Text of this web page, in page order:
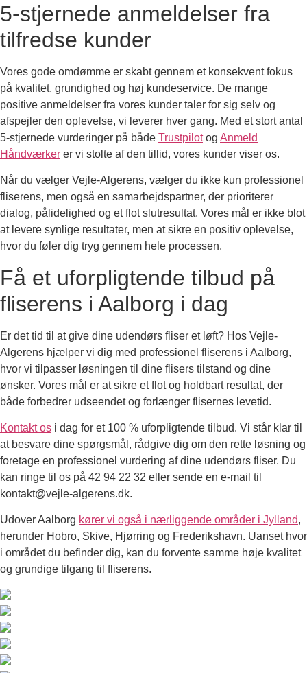
5-stjernede anmeldelser fra
tilfredse kunder
Vores gode omdømme er skabt gennem et konsekvent fokus
på kvalitet, grundighed og høj kundeservice. De mange
positive anmeldelser fra vores kunder taler for sig selv og
afspejler den oplevelse, vi leverer hver gang. Med et stort antal
5-stjernede vurderinger på både Trustpilotog Anmeld
Håndværker er vi stolte af den tillid, vores kunder viser os.
Når du vælger Vejle-Algerens, vælger du ikke kun professionel
fliserens, men også en samarbejdspartner, der prioriterer
dialog, pålidelighed og et flot slutresultat. Vores mål er ikke blot
at levere synlige resultater, men at sikre en positiv oplevelse,
hvor du føler dig tryg gennem hele processen.
Få et uforpligtende tilbud på
fliserens i Aalborg i dag
Er det tid til at give dine udendørs fliser et løft? Hos Vejle-
Algerens hjælper vi dig med professionel fliserens i Aalborg,
hvor vi tilpasser løsningen til dine flisers tilstand og dine
ønsker. Vores mål er at sikre et flot og holdbart resultat, der
både forbedrer udseendet og forlænger flisernes levetid.
Kontakt os i dag for et 100 % uforpligtende tilbud. Vi står klar til
at besvare dine spørgsmål, rådgive dig om den rette løsning og
foretage en professionel vurdering af dine udendørs fliser. Du
kan ringe til os på 42 94 22 32 eller sende en e-mail til
kontakt@vejle-algerens.dk.
Udover Aalborg kører vi også i nærliggende områder i Jylland,
herunder Hobro, Skive, Hjørring og Frederikshavn. Uanset hvor
i området du befinder dig, kan du forvente samme høje kvalitet
og grundige tilgang til fliserens.